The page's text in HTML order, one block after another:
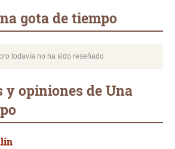
gota de tiempo
todavía no ha sido reseñado
y opiniones de Una